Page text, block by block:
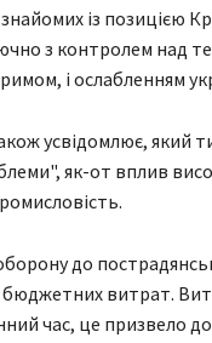
із позицією
з контролем над
і ослабленням
усвідомлює, який
як-от вплив
до
витрат.
час, це призвело